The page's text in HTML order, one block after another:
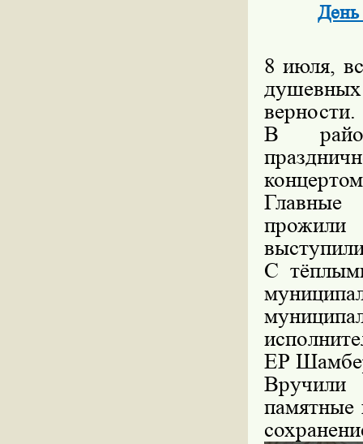
День
8 июля,
верности.
В
Главные
С
ЕР
Вручили
памятные